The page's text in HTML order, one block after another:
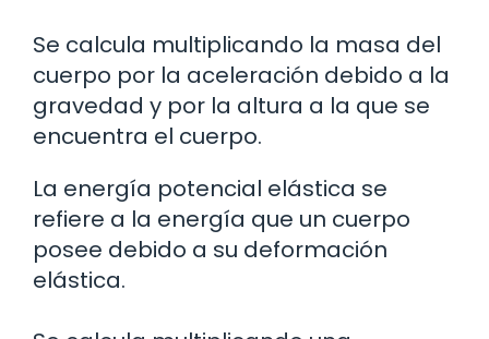
Se calcula multiplicando la masa del
cuerpo por la aceleración debido a la
gravedad y por la altura a la que se
encuentra el cuerpo.
La energía potencial elástica se
refiere a la energía que un cuerpo
posee debido a su deformación
elástica.